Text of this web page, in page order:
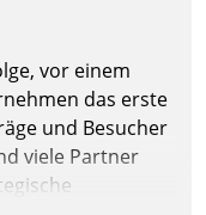
vor einem
das erste
und Besucher
viele Partner